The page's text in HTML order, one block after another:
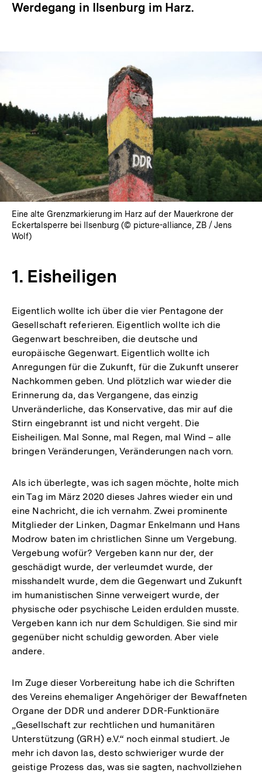
Werdegang in Ilsenburg im Harz.
Eine alte Grenzmarkierung im Harz auf der Mauerkrone der
Eckertalsperre bei Ilsenburg (© picture-alliance, ZB / Jens
Wolf)
1. Eisheiligen
Eigentlich wollte ich über die vier Pentagone der
Gesellschaft referieren. Eigentlich wollte ich die
Gegenwart beschreiben, die deutsche und
europäische Gegenwart. Eigentlich wollte ich
Anregungen für die Zukunft, für die Zukunft unserer
Nachkommen geben. Und plötzlich war wieder die
Erinnerung da, das Vergangene, das einzig
Unveränderliche, das Konservative, das mir auf die
Stirn eingebrannt ist und nicht vergeht. Die
Eisheiligen. Mal Sonne, mal Regen, mal Wind – alle
bringen Veränderungen, Veränderungen nach vorn.
Als ich überlegte, was ich sagen möchte, holte mich
ein Tag im März 2020 dieses Jahres wieder ein und
eine Nachricht, die ich vernahm. Zwei prominente
Mitglieder der Linken, Dagmar Enkelmann und Hans
Modrow baten im christlichen Sinne um Vergebung.
Vergebung wofür? Vergeben kann nur der, der
geschädigt wurde, der verleumdet wurde, der
misshandelt wurde, dem die Gegenwart und Zukunft
im humanistischen Sinne verweigert wurde, der
physische oder psychische Leiden erdulden musste.
Vergeben kann ich nur dem Schuldigen. Sie sind mir
gegenüber nicht schuldig geworden. Aber viele
andere.
Im Zuge dieser Vorbereitung habe ich die Schriften
des Vereins ehemaliger Angehöriger der Bewaffneten
Organe der DDR und anderer DDR-Funktionäre
„Gesellschaft zur rechtlichen und humanitären
Unterstützung (GRH) e.V.“ noch einmal studiert. Je
mehr ich davon las, desto schwieriger wurde der
geistige Prozess das, was sie sagten, nachvollziehen